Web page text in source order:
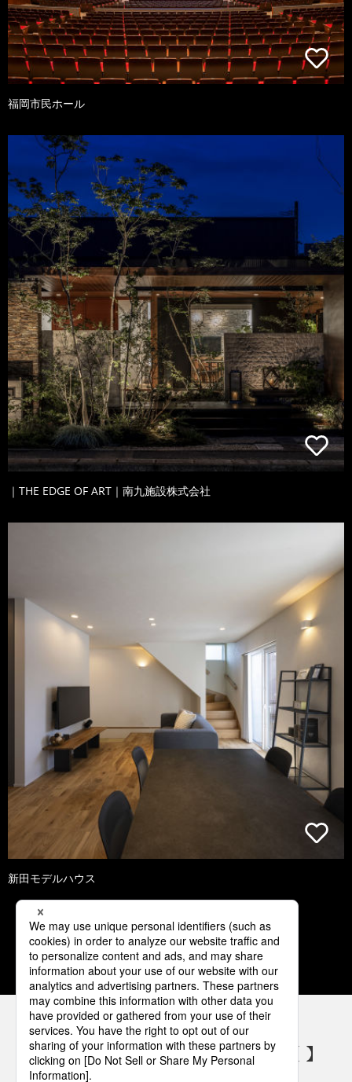
福岡市民ホール
｜THE EDGE OF ART｜南九施設株式会社
新田モデルハウス
1 2 3 4 5
パナソニックの電気設備 SNSアカウント